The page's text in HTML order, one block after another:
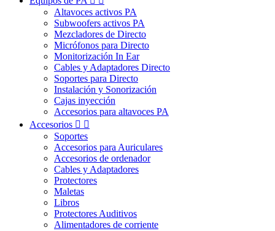
Altavoces activos PA
Subwoofers activos PA
Mezcladores de Directo
Micrófonos para Directo
Monitorización In Ear
Cables y Adaptadores Directo
Soportes para Directo
Instalación y Sonorización
Cajas inyección
Accesorios para altavoces PA
Accesorios  
Soportes
Accesorios para Auriculares
Accesorios de ordenador
Cables y Adaptadores
Protectores
Maletas
Libros
Protectores Auditivos
Alimentadores de corriente